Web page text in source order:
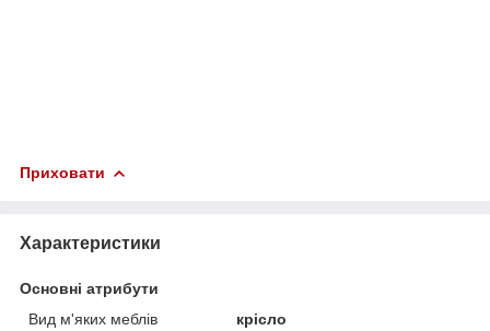
Приховати
Характеристики
Основні атрибути
Вид м'яких меблів
крісло